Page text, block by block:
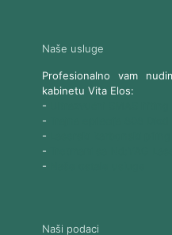
Naše usluge
Profesionalno vam
kabinetu Vita Elos:
-
-
-
-
-
Naši podaci